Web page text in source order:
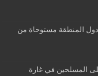
المنطقة مستوحاة من
المسلحين في غارة